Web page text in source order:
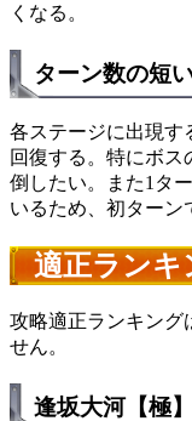
くなる。
ターン数の短
各ステージに出現す
回復する。特にボス
倒したい。また1タ
いるため、初ターン
適正ランキ
攻略適正ランキング
せん。
逢坂大河【極